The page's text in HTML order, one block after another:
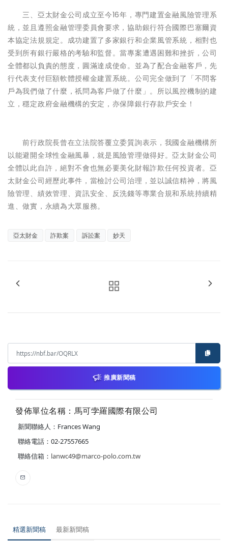
三、亞太財金公司成立至今16年，專門建置金融風險管理系
統，並且遵照金融管理委員會要求，協助銀行符合國際巴塞爾資
本協定法規規定。成功建置了多家銀行和企業風管系統，相對也
受到所有銀行嚴格的考驗和監督。當專案遭遇困難和挫折，公司
全體都以負責的態度，圓滿達成使命。並為了配合金融客戶，先
行代表支付巨額軟體授權金建置系統。公司完全做到了「不問客
戶為我們做了什麼，祇問為客戶做了什麼」。所以風控機制的建
立，穩定政府金融機構的安定，亦保障銀行存款戶安全！
前行政院長曾在立法院答覆立委質詢表示，我國金融機構所
以能避開全球性金融風暴，就是風險管理做得好。亞太財金公司
全體以此自許，絕對不會也無必要美化財報詐欺任何投資者。亞
太財金公司經歷此事件，當檢討公司治理，並以誠信精神，將風
險管理、績效管理、資訊安全、反洗錢等專業合規和系統持續精
進、做實，永續為大眾服務。
亞太財金 詐欺案 訴訟案 妙天
推廣新聞稿
發佈單位名稱：馬可孛羅國際有限公司
新聞聯絡人：Frances Wang
聯絡電話：02-27557665
聯絡信箱： lanwc49@marco-polo.com.tw
精選新聞稿 最新新聞稿